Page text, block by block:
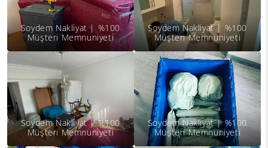
Soydem Nakliyat | %100
Müşteri Memnuniyeti
Soydem Nakliyat | %100
Müşteri Memnuniyeti
Soydem Nakliyat | %100
Müşteri Memnuniyeti
Soydem Nakliyat | %100
Müşteri Memnuniyeti